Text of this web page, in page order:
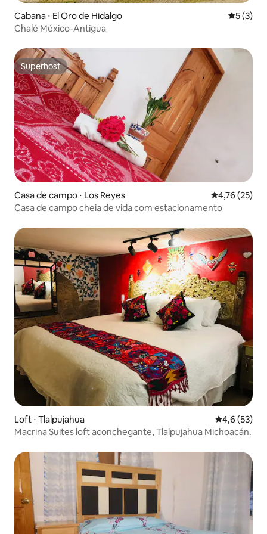
Cabana ⋅ El Oro de Hidalgo 5 de
5 (3)
Chalé México-Antigua
Superhost
Superhost
Casa de campo ⋅ Los Reyes 4,76 de uma
4,76 (25)
Casa de campo cheia de vida com estacionamento
Loft ⋅ Tlalpujahua 4,6 de uma
4,6 (53)
Macrina Suites loft aconchegante, Tlalpujahua Michoacán.